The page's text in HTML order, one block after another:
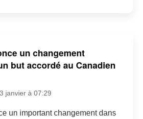
un changement
but accordé au Canadien
janvier à 07:29
un important changement dans